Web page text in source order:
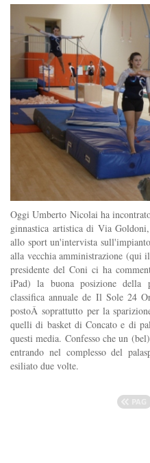
Oggi Umberto Nicolai ha
ginnastica artistica di Via
allo sport un'intervista
alla vecchia amministrazione
presidente del Coni ci ha
iPad) la buona posizione della
classifica annuale de Il Sole 24
postoÂ soprattutto per la
quelli di basket di Concato e di
questi media. Confesso che un
entrando nel complesso del
esiliato due volte.